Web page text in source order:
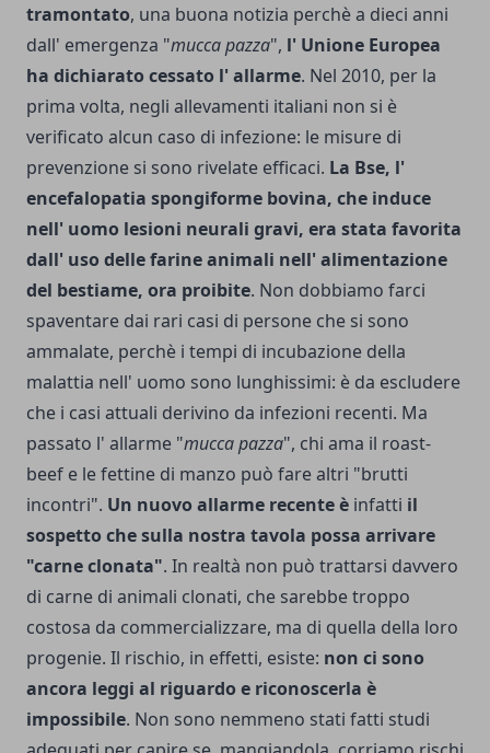
tramontato, una buona notizia perchè a dieci anni
dal­l' emergenza "mucca pazza", l' Unione Europea
ha dichiarato cessato l' allar­me. Nel 2010, per la
prima volta, negli allevamenti italiani non si è
verificato alcun caso di infezione: le misure di
prevenzione si sono rive­late efficaci. La Bse, l'
encefalopatia spongiforme bovina, che induce
nell' uomo lesioni neurali gravi, era stata favo­rita
dall' uso delle farine animali nell' alimentazione
del bestiame, ora proibite. Non dobbiamo farci
spaventare dai rari casi di persone che si sono
ammalate, perchè i tempi di incubazione della
malattia nell' uomo sono lunghissi­mi: è da escludere
che i casi attuali derivino da in­fezioni recenti. Ma
passato l' allarme "mucca pazza", chi ama il roast-
beef e le fettine di manzo può fare altri "brutti
incontri". Un nuovo allarme recente è infatti il
sospetto che sulla nostra tavola possa arrivare
"carne clonata". In realtà non può trattarsi davve­ro
di carne di animali clonati, che sarebbe troppo
costosa da commercializzare, ma di quella della loro
progenie. Il rischio, in effetti, esiste: non ci sono
ancora leggi al riguar­do e riconoscerla è
impossibile. Non sono nem­meno stati fatti studi